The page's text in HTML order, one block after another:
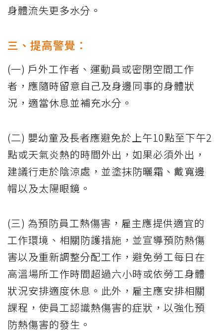
身體流失更多水分。
三、提高警覺：
(一) 戶外工作者、運動員或密閉空間工作
者，應隨時留意自己及身邊同事的身體狀
況，適當休息並補充水分。
(二) 嬰幼童及長者應避免於上午10點至下午2
點或天氣炎熱的時間外出，如果必須外出，
建議行走於陰涼處，並塗抹防曬霜、戴寬邊
帽以及太陽眼鏡。
(三) 為預防員工熱傷害，雇主應提供適宜的
工作環境、相關防護措施，並宣導預防熱傷
害以及重新調整分配工作，避免勞工每日在
高溫場所工作時間超過六小時或依勞工身體
狀況安排適度休息。此外，雇主應安排相關
課程，使員工認識熱傷害的症狀，以強化預
防熱傷害的發生。